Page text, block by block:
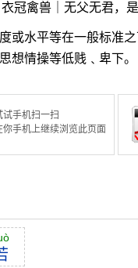
冠禽兽｜无父无君，
或水平等在一般标准
想情操等低贱﹑卑下。
试手机扫一扫
你手机上继续浏览此页面